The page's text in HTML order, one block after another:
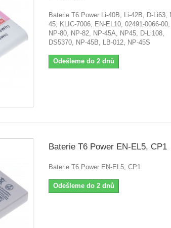
Baterie T6 Power Li-40B, Li-42B, D-Li63,
45, KLIC-7006, EN-EL10, 02491-0066-00,
NP-80, NP-82, NP-45A, NP45, D-Li108,
DS5370, NP-45B, LB-012, NP-45S
Odešleme do 2 dnů
Baterie T6 Power EN-EL5, CP1
Baterie T6 Power EN-EL5, CP1
Odešleme do 2 dnů